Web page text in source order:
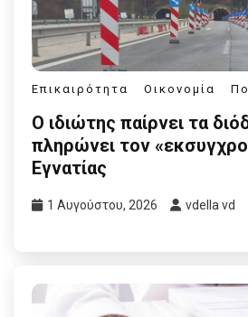
Επικαιρότητα Οικονομία
Ο ιδιώτης παίρνει τα
πληρώνει τον
Εγνατίας
1 Αυγούστου, 2026 vdella vd